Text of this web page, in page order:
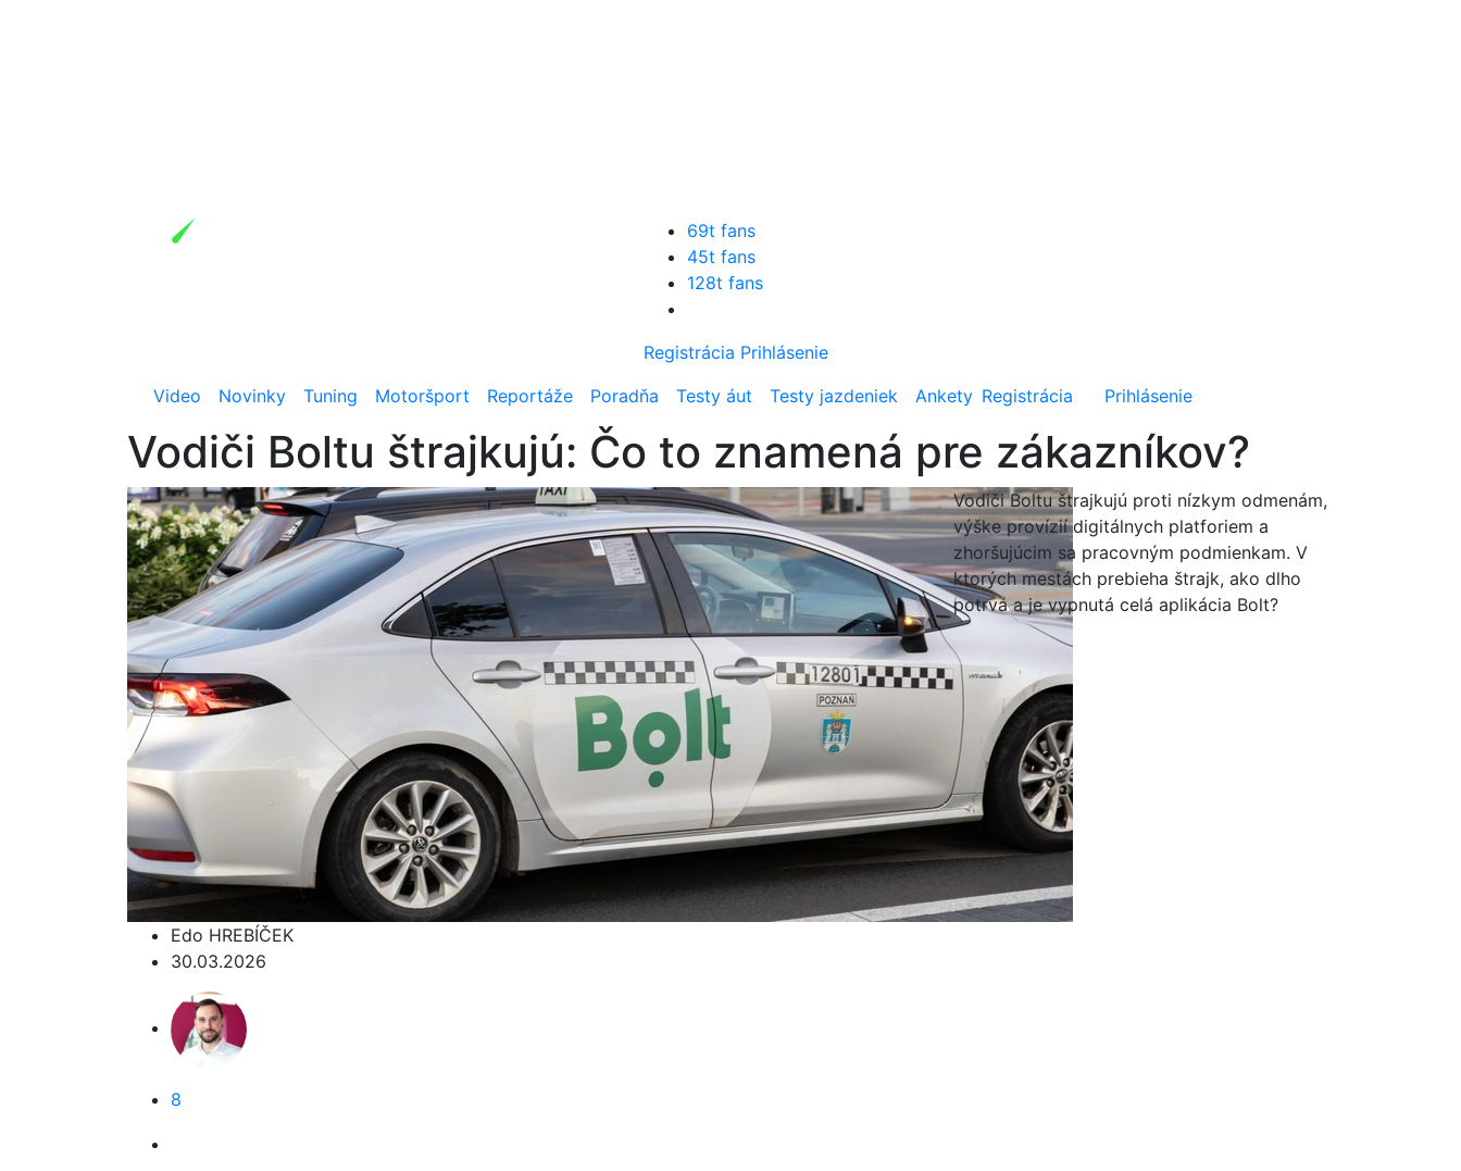
69t fans
45t fans
128t fans
Registrácia Prihlásenie
Video
Novinky Tuning Motoršport Reportáže Poradňa Testy áut Testy jazdeniek Ankety Registrácia Prihlásenie
Vodiči Boltu štrajkujú: Čo to znamená pre zákazníkov?
Edo HREBÍČEK
30.03.2026
8
Vodiči Boltu štrajkujú proti nízkym odmenám,
výške provízií digitálnych platforiem a
zhoršujúcim sa pracovným podmienkam. V
ktorých mestách prebieha štrajk, ako dlho
potrvá a je vypnutá celá aplikácia Bolt?